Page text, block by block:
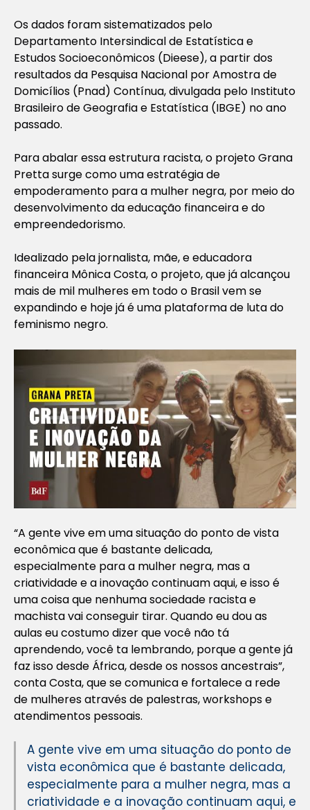
Os dados foram sistematizados pelo
Departamento Intersindical de Estatística e
Estudos Socioeconômicos (Dieese), a partir dos
resultados da Pesquisa Nacional por Amostra de
Domicílios (Pnad) Contínua, divulgada pelo Instituto
Brasileiro de Geografia e Estatística (IBGE) no ano
passado.
Para abalar essa estrutura racista, o projeto Grana
Pretta surge como uma estratégia de
empoderamento para a mulher negra, por meio do
desenvolvimento da educação financeira e do
empreendedorismo.
Idealizado pela jornalista, mãe, e educadora
financeira Mônica Costa, o projeto, que já alcançou
mais de mil mulheres em todo o Brasil vem se
expandindo e hoje já é uma plataforma de luta do
feminismo negro.
“A gente vive em uma situação do ponto de vista
econômica que é bastante delicada,
especialmente para a mulher negra, mas a
criatividade e a inovação continuam aqui, e isso é
uma coisa que nenhuma sociedade racista e
machista vai conseguir tirar. Quando eu dou as
aulas eu costumo dizer que você não tá
aprendendo, você ta lembrando, porque a gente já
faz isso desde África, desde os nossos ancestrais”,
conta Costa, que se comunica e fortalece a rede
de mulheres através de palestras, workshops e
atendimentos pessoais.
A gente vive em uma situação do ponto de
vista econômica que é bastante delicada,
especialmente para a mulher negra, mas a
criatividade e a inovação continuam aqui, e